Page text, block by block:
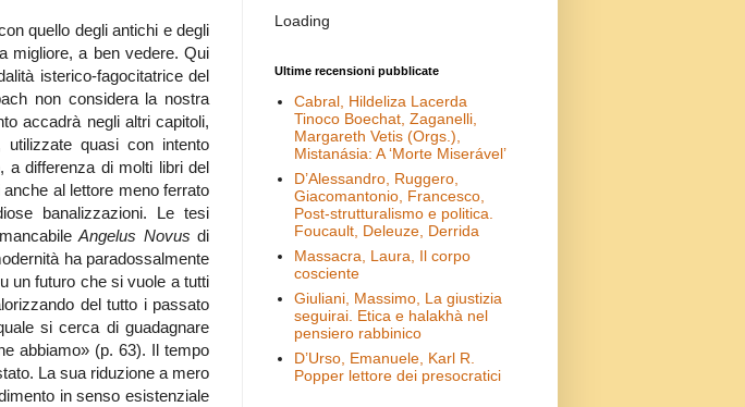
quello degli antichi e degli
migliore, a ben vedere. Qui
isterico-fagocitatrice del
non considera la nostra
accadrà negli altri capitoli,
utilizzate quasi con intento
a differenza di molti libri del
al lettore meno ferrato
banalizzazioni. Le tesi
Angelus Novus di
ha paradossalmente
un futuro che si vuole a tutti
del tutto i passato
si cerca di guadagnare
abbiamo» (p. 63). Il tempo
La sua riduzione a mero
in senso esistenziale
Loading
Ultime recensioni pubblicate
Cabral, Hildeliza Lacerda
Tinoco Boechat, Zaganelli,
Margareth Vetis (Orgs.),
Mistanásia: A ‘Morte Miserável’
D’Alessandro, Ruggero,
Giacomantonio, Francesco,
Post-strutturalismo e politica.
Foucault, Deleuze, Derrida
Massacra, Laura, Il corpo
cosciente
Giuliani, Massimo, La giustizia
seguirai. Etica e halakhà nel
pensiero rabbinico
D’Urso, Emanuele, Karl R.
Popper lettore dei presocratici